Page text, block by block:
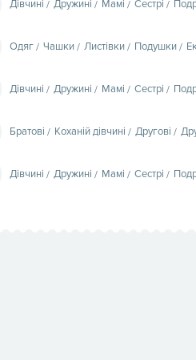
Дівчині Дружині Мамі Сестрі
Одяг Чашки Листівки Подушки
Дівчині Дружині Мамі Сестрі
Братові Коханій дівчині Другові
Дівчині Дружині Мамі Сестрі